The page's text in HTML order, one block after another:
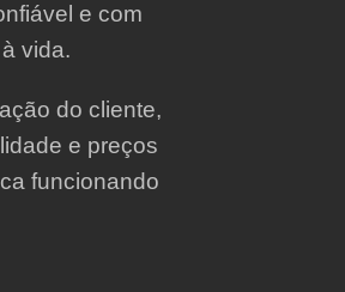
e com
vida.
do cliente,
e preços
funcionando